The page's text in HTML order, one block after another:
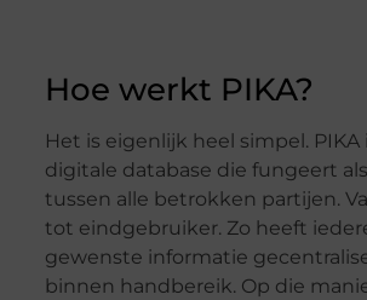
Hoe werkt PIKA?
Het is eigenlijk heel simpel. PIKA
digitale database die fungeert
tussen alle betrokken partijen.
tot eindgebruiker. Zo heeft
gewenste informatie
binnen handbereik. Op die